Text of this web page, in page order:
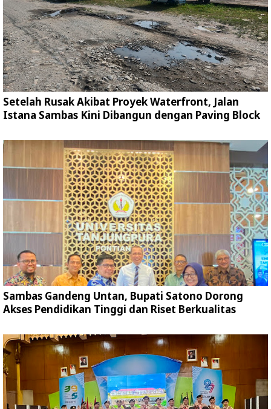
Setelah Rusak Akibat Proyek Waterfront, Jalan
Istana Sambas Kini Dibangun dengan Paving Block
Sambas Gandeng Untan, Bupati Satono Dorong
Akses Pendidikan Tinggi dan Riset Berkualitas